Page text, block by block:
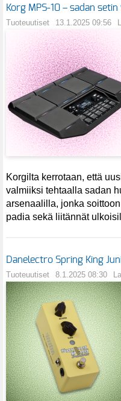
Korg MPS-10 – sadan
Tuoteuutiset 13.1.2025 09:56
Korgilta kerrotaan, että
valmiiksi tehtaalla sadan
arsenaalilla, jonka
padia sekä liitännät
Danelectro Spring King
Tuoteuutiset 8.1.2025 08:30